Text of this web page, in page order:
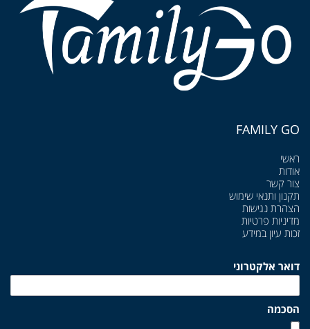
FAMILY GO
ראשי
אודות
צור קשר
תקנון ותנאי שימוש
הצהרת נגישות
מדיניות פרטיות
זכות עיון במידע
דואר אלקטרוני
הסכמה